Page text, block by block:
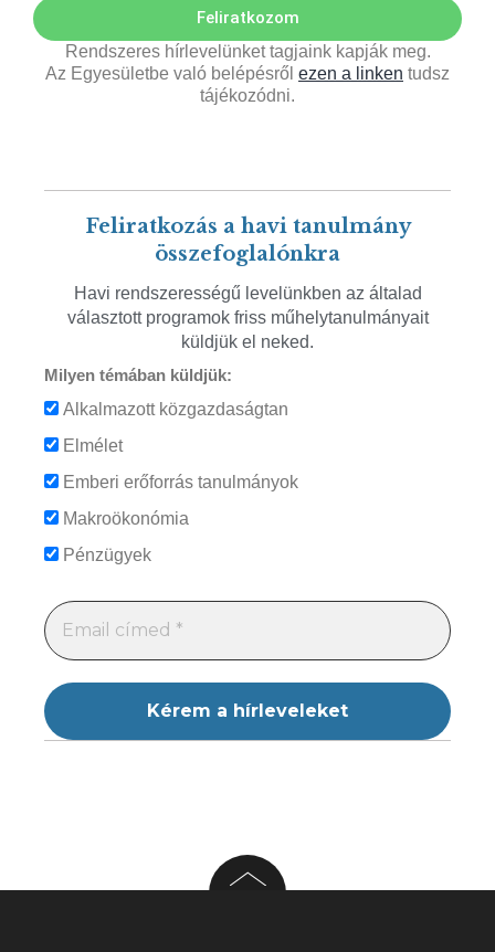
Feliratkozom
Rendszeres hírlevelünket tagjaink kapják meg.
Az Egyesületbe való belépésről ezen a linken tudsz
tájékozódni.
Feliratkozás a havi tanulmány
összefoglalónkra
Havi rendszerességű levelünkben az általad
választott programok friss műhelytanulmányait
küldjük el neked.
Milyen témában küldjük:
Alkalmazott közgazdaságtan
Elmélet
Emberi erőforrás tanulmányok
Makroökonómia
Pénzügyek